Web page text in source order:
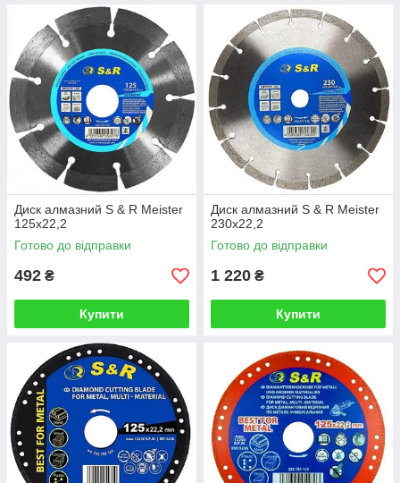
Диск алмазний S & R Meister
125x22,2
Готово до відправки
492 ₴
Купити
Диск алмазний S & R Meister
230x22,2
Готово до відправки
1 220 ₴
Купити